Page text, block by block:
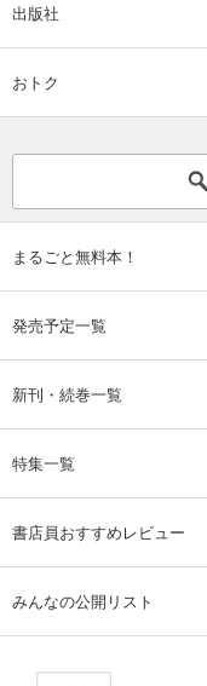
出版社
おトク
まるごと無料本！
発売予定一覧
新刊・続巻一覧
特集一覧
書店員おすすめレビュー
みんなの公開リスト